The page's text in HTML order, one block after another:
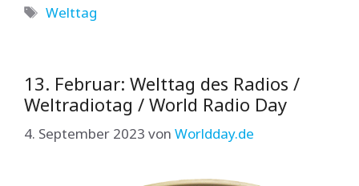
Schlagwörter
Welttag
13. Februar: Welttag des Radios /
Weltradiotag / World Radio Day
4. September 2023 von Worldday.de